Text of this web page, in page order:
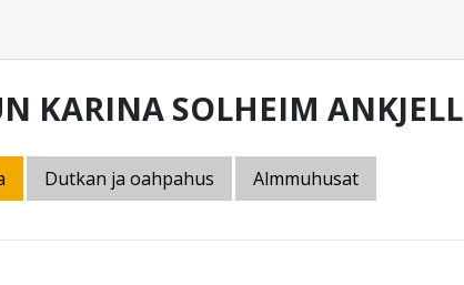
KARINA SOLHEIM ANKJELL
Dutkan ja oahpahus Almmuhusat